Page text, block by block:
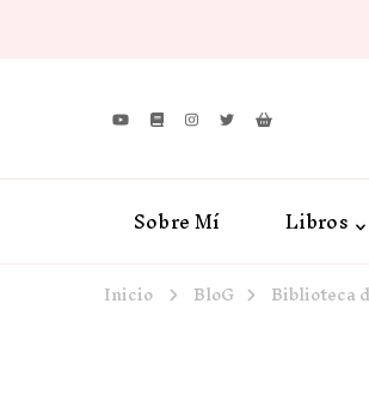
Sobre Mí Libros
Inicio BloG Biblioteca